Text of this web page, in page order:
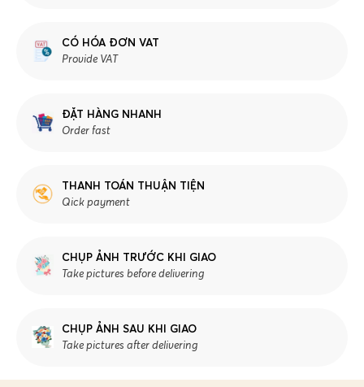
CÓ HÓA ĐƠN VAT
Provide VAT
ĐẶT HÀNG NHANH
Order fast
THANH TOÁN THUẬN TIỆN
Qick payment
CHỤP ẢNH TRƯỚC KHI GIAO
Take pictures before delivering
CHỤP ẢNH SAU KHI GIAO
Take pictures after delivering